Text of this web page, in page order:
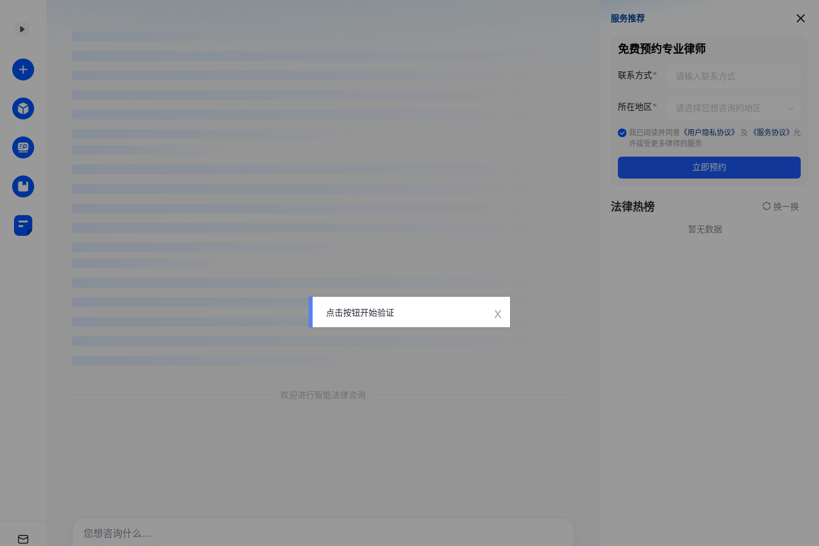
欢迎进行智能法律咨询
服务推荐
服务推荐
免费预约专业律师
联系方式
所在地区
我已阅读并同意 《用户隐私协议》 及 《服务协议》 允
许接受更多律师的服务
立即预约
法律热榜 换一换
暂无数据
点击按钮开始验证 x